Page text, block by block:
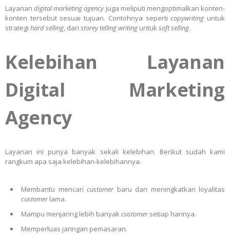
Layanandigital marketing agency juga meliputi mengoptimalkan konten-
konten tersebut sesuai tujuan. Contohnya seperticopywriting untuk
strategi hard selling, dan storey telling writing untuksoft selling.
Kelebihan Layanan
Digital Marketing
Agency
Layanan ini punya banyak sekali kelebihan. Berikut sudah kami
rangkum apa saja kelebihan-kelebihannya.
Membantu mencari customer baru dan meningkatkan loyalitas
customerlama.
Mampu menjaring lebih banyakcustomersetiap harinya.
Memperluas jaringan pemasaran.